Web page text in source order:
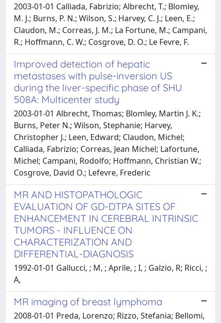
2003-01-01 Calliada, Fabrizio; Albrecht, T.; Blomley,
M. J.; Burns, P. N.; Wilson, S.; Harvey, C. J.; Leen, E.;
Claudon, M.; Correas, J. M.; La Fortune, M.; Campani,
R.; Hoffmann, C. W.; Cosgrove, D. O.; Le Fevre, F.
Improved detection of hepatic
metastases with pulse-inversion US
during the liver-specific phase of SHU
508A: Multicenter study
2003-01-01 Albrecht, Thomas; Blomley, Martin J. K.;
Burns, Peter N.; Wilson, Stephanie; Harvey,
Christopher J.; Leen, Edward; Claudon, Michel;
Calliada, Fabrizio; Correas, Jean Michel; Lafortune,
Michel; Campani, Rodolfo; Hoffmann, Christian W.;
Cosgrove, David O.; Lefevre, Frederic
MR AND HISTOPATHOLOGIC
EVALUATION OF GD-DTPA SITES OF
ENHANCEMENT IN CEREBRAL INTRINSIC
TUMORS - INFLUENCE ON
CHARACTERIZATION AND
DIFFERENTIAL-DIAGNOSIS
1992-01-01 Gallucci, ; M, ; Aprile, ; I, ; Galzio, R; Ricci, ;
A,
MR imaging of breast lymphoma
2008-01-01 Preda, Lorenzo; Rizzo, Stefania; Bellomi,